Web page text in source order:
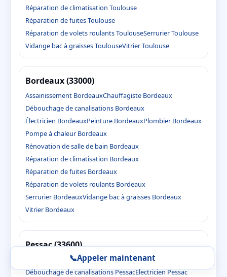
Réparation de climatisation Toulouse
Réparation de fuites Toulouse
Réparation de volets roulants ToulouseSerrurier Toulouse
Vidange bac à graisses ToulouseVitrier Toulouse
Bordeaux (33000)
Assainissement BordeauxChauffagiste Bordeaux
Débouchage de canalisations Bordeaux
Électricien BordeauxPeinture BordeauxPlombier Bordeaux
Pompe à chaleur Bordeaux
Rénovation de salle de bain Bordeaux
Réparation de climatisation Bordeaux
Réparation de fuites Bordeaux
Réparation de volets roulants Bordeaux
Serrurier BordeauxVidange bac à graisses Bordeaux
Vitrier Bordeaux
Pessac (33600)
Assainissement PessacChauffagiste Pessac
Débouchage de canalisations PessacÉlectricien Pessac
📞Appeler maintenant